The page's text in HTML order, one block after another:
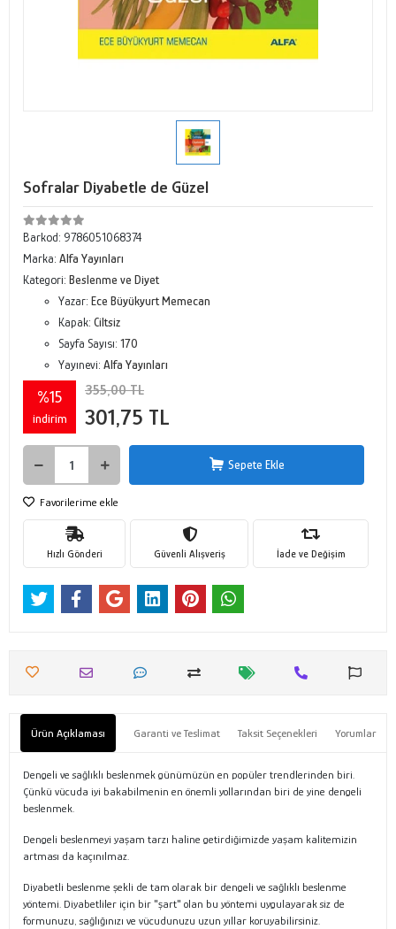
Sofralar Diyabetle de Güzel
Barkod: 9786051068374
Marka: Alfa Yayınları
Kategori: Beslenme ve Diyet
Yazar: Ece Büyükyurt Memecan
Kapak: Ciltsiz
Sayfa Sayısı: 170
Yayınevi: Alfa Yayınları
%15
indirim
355,00 TL
301,75 TL
Sepete Ekle
Favorilerime ekle
Hızlı Gönderi Güvenli Alışveriş İade ve Değişim
Ürün Açıklaması Garanti ve Teslimat Taksit Seçenekleri Yorumlar
Dengeli ve sağlıklı beslenmek günümüzün en popüler trendlerinden biri.
Çünkü vücuda iyi bakabilmenin en önemli yollarından biri de yine dengeli
beslenmek.
Dengeli beslenmeyi yaşam tarzı haline getirdiğimizde yaşam kalitemizin
artması da kaçınılmaz.
Diyabetli beslenme şekli de tam olarak bir dengeli ve sağlıklı beslenme
yöntemi. Diyabetliler için bir "şart" olan bu yöntemi uygulayarak siz de
formunuzu, sağlığınızı ve vücudunuzu uzun yıllar koruyabilirsiniz.